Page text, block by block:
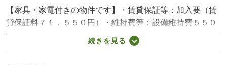
【家具・家電付きの物件です】・賃貸保証等：加入要（賃
貸保証料７１，５５０円）・維持費等：設備維持費５５０
円／月・浴室乾燥機、ウォシュレットついております。収
納としてクローゼットを備えており、来客時にはＴＶドア
続きを見る